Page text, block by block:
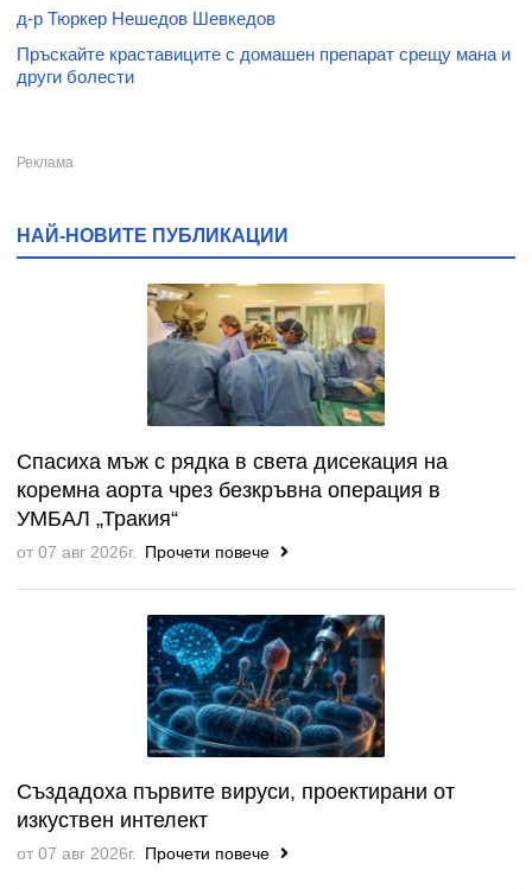
д-р Тюркер Нешедов Шевкедов
Пръскайте краставиците с домашен препарат срещу мана и
други болести
НАЙ-НОВИТЕ ПУБЛИКАЦИИ
Спасиха мъж с рядка в света дисекация на
коремна аорта чрез безкръвна операция в
УМБАЛ „Тракия“
от 07 авг 2026г. Прочети повече
Създадоха първите вируси, проектирани от
изкуствен интелект
от 07 авг 2026г. Прочети повече